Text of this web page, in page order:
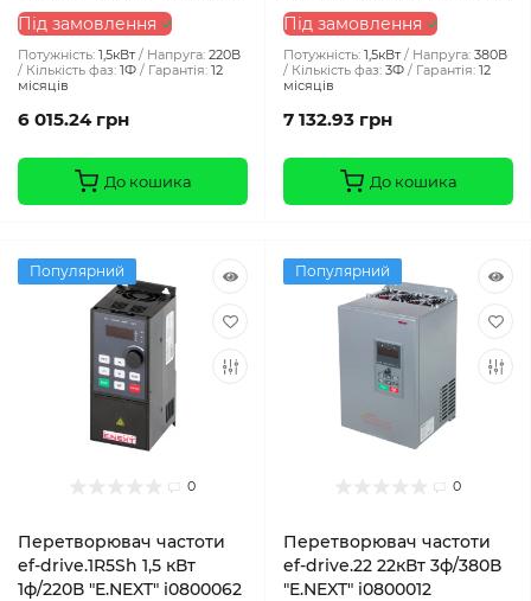
Під замовлення
Потужність: 1,5кВт Напруга: 220В
Кількість фаз: 1Ф Гарантія: 12
місяців
6 015.24 грн
До кошика
Під замовлення
Потужність: 1,5кВт Напруга: 380В
Кількість фаз: 3Ф Гарантія: 12
місяців
7 132.93 грн
До кошика
Популярний
0
Перетворювач частоти
ef-drive.1R5Sh 1,5 кВт
1ф/220В "E.NEXT" i0800062
Популярний
0
Перетворювач частоти
ef-drive.22 22кВт 3ф/380В
"E.NEXT" i0800012